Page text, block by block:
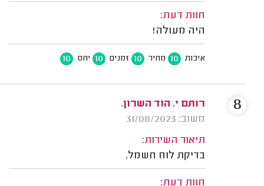
חוות דעת:
היה מעולה!
איכות 10 מחיר 10 זמנים 10 יחס 10
רותם י. הוד השרון.
משוב: 31/08/2023
תיאור השירות:
בדיקת לוח חשמל.
חוות דעת:
8